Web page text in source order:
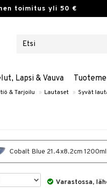
toimitus yli 50 €
Lapsi & Vauva
& Tarjoilu » Lautaset » Syvät
Cobalt Blue 21.4x8.2cm
Varastossa,